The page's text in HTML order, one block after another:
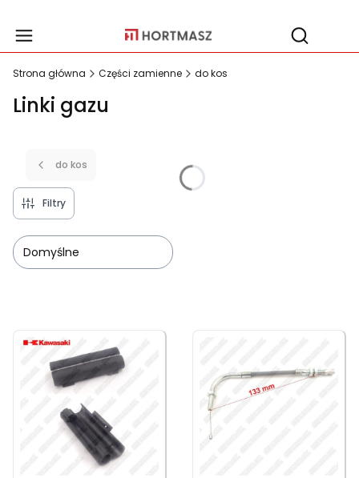
Otwórz
Strona główna Części zamienne do kos
Linki gazu
do kos
Filtry
Domyślne